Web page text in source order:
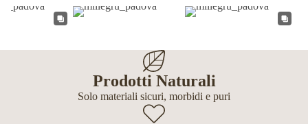
Prodotti Naturali
Solo materiali sicuri, morbidi e puri